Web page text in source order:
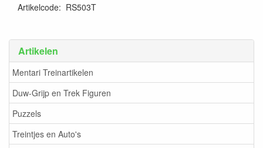
Artikelen
Mentari Treinartikelen
Duw-Grijp en Trek Figuren
Puzzels
Treintjes en Auto's
Artikelcode: RS503T